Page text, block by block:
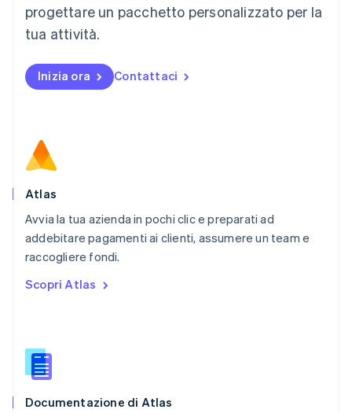
progettare un pacchetto personalizzato per la
tua attività.
Inizia ora Contattaci
Atlas
Avvia la tua azienda in pochi clic e preparati ad
addebitare pagamenti ai clienti, assumere un team e
raccogliere fondi.
Scopri Atlas
Documentazione di Atlas
Messico
EspañolEnglish
English
Nuova Zelanda
English
Portogallo
Português
English简体中文
Regno Unito
English
English
English
Slovacchia
Slovenia